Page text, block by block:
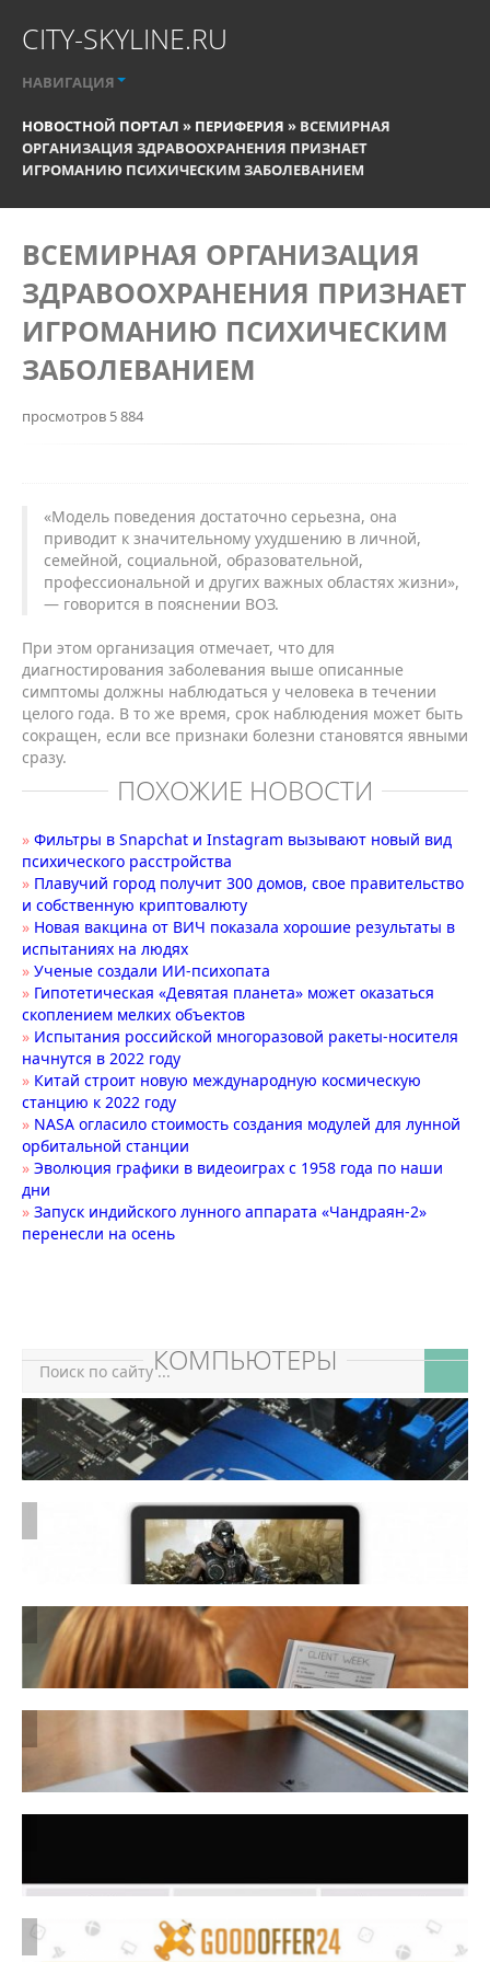
CITY-SKYLINE.RU
НАВИГАЦИЯ
НОВОСТНОЙ ПОРТАЛ » ПЕРИФЕРИЯ » ВСЕМИРНАЯ
ОРГАНИЗАЦИЯ ЗДРАВООХРАНЕНИЯ ПРИЗНАЕТ
ИГРОМАНИЮ ПСИХИЧЕСКИМ ЗАБОЛЕВАНИЕМ
ВСЕМИРНАЯ ОРГАНИЗАЦИЯ
ЗДРАВООХРАНЕНИЯ ПРИЗНАЕТ
ИГРОМАНИЮ ПСИХИЧЕСКИМ
ЗАБОЛЕВАНИЕМ
просмотров 5 884
«Модель поведения достаточно серьезна, она
приводит к значительному ухудшению в личной,
семейной, социальной, образовательной,
профессиональной и других важных областях жизни»,
— говорится в пояснении ВОЗ.
При этом организация отмечает, что для
диагностирования заболевания выше описанные
симптомы должны наблюдаться у человека в течении
целого года. В то же время, срок наблюдения может быть
сокращен, если все признаки болезни становятся явными
сразу.
ПОХОЖИЕ НОВОСТИ
» Фильтры в Snapchat и Instagram вызывают новый вид
психического расстройства
» Плавучий город получит 300 домов, свое правительство
и собственную криптовалюту
» Новая вакцина от ВИЧ показала хорошие результаты в
испытаниях на людях
» Ученые создали ИИ-психопата
» Гипотетическая «Девятая планета» может оказаться
скоплением мелких объектов
» Испытания российской многоразовой ракеты-носителя
начнутся в 2022 году
» Китай строит новую международную космическую
станцию к 2022 году
» NASA огласило стоимость создания модулей для лунной
орбитальной станции
» Эволюция графики в видеоиграх с 1958 года по наши
дни
» Запуск индийского лунного аппарата «Чандраян-2»
перенесли на осень
КОМПЬЮТЕРЫ